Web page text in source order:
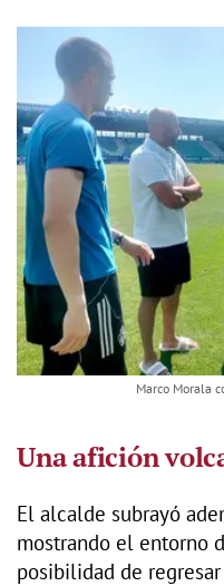
Marco Morala
Una afición
El alcalde subrayó
mostrando el entorno
posibilidad de